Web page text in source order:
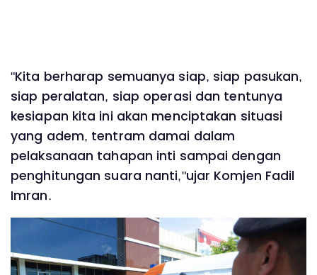
"Kita berharap semuanya siap, siap pasukan,
siap peralatan, siap operasi dan tentunya
kesiapan kita ini akan menciptakan situasi
yang adem, tentram damai dalam
pelaksanaan tahapan inti sampai dengan
penghitungan suara nanti,"ujar Komjen Fadil
Imran.